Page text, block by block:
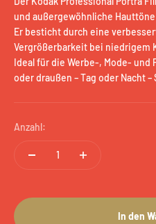
und außergewöhnliche
Er besticht durch eine
Vergrößerbarkeit bei niedrigem
Ideal für die Werbe-, Mode-
oder draußen – Tag oder Nacht
Anzahl:
In den